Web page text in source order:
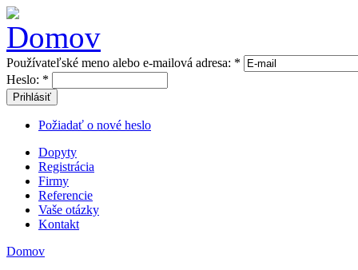
Používateľské meno alebo e-mailová adresa: *
Heslo: *
Prihlásiť
Požiadať o nové heslo
Dopyty
Registrácia
Firmy
Referencie
Vaše otázky
Kontakt
Domov